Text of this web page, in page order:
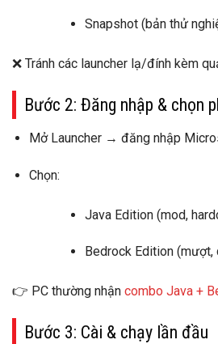
Snapshot (bản thử
❌ Tránh các launcher lạ/đính kèm
Bước 2: Đăng nhập & chọn
Mở Launcher → đăng nhập
Chọn:
Java Edition(mod,
Bedrock Edition(mượt,
👉 PC thường nhận combo Java +
Bước 3: Cài & chạy lần đầu